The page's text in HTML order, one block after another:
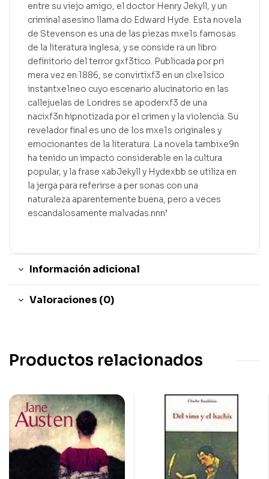
entre su viejo amigo, el doctor Henry Jekyll, y un
criminal asesino llama do Edward Hyde. Esta novela
de Stevenson es una de las piezas mxe1s famosas
de la literatura inglesa, y se conside ra un libro
definitorio del terror gxf3tico. Publicada por pri
mera vez en 1886, se convirtixf3 en un clxe1sico
instantxe1neo cuyo escenario alucinatorio en las
callejuelas de Londres se apoderxf3 de una
nacixf3n hipnotizada por el crimen y la violencia. Su
revelador final es uno de los mxe1s originales y
emocionantes de la literatura. La novela tambixe9n
ha tenido un impacto considerable en la cultura
popular, y la frase xabJekyll y Hydexbb se utiliza en
la jerga para referirse a per sonas con una
naturaleza aparentemente buena, pero a veces
escandalosamente malvadas.nnn’
Información adicional
Valoraciones (0)
Productos relacionados